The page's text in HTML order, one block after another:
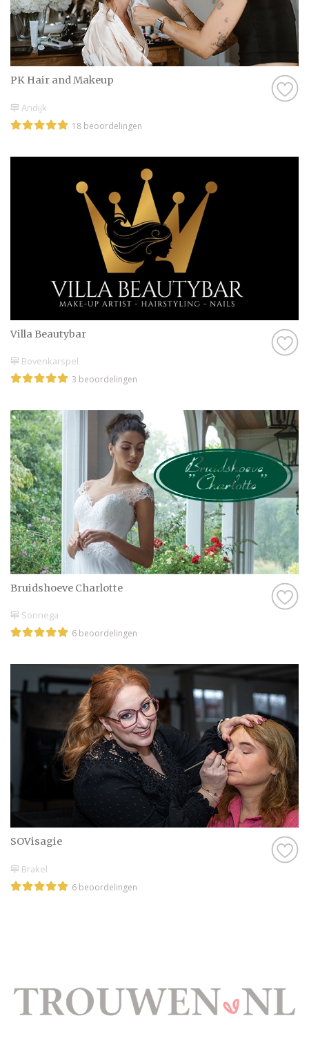
PK Hair and Makeup
Andijk
18 beoordelingen
Villa Beautybar
Bovenkarspel
3 beoordelingen
Bruidshoeve Charlotte
Sonnega
6 beoordelingen
SOVisagie
Brakel
6 beoordelingen